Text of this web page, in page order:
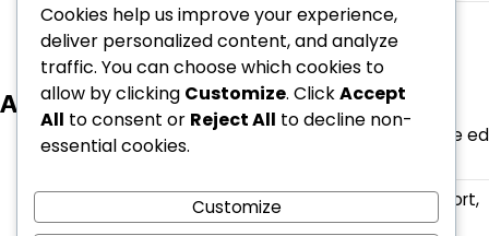
Protocolli di Tempistica dei Pasti per il Sollievo dal
Reflusso Acido Notturno
Articoli recenti
Idratazione e reflusso acido notturno: tempistiche ed
effetti
Posizione di sonno sul lato sinistro: benefici, comfort,
riduzione del reflusso
Cookies help us improve your experience,
deliver personalized content, and analyze
traffic. You can choose which cookies to
allow by clicking Customize. ClickAccept
All to consent or Reject All to decline non-
essential cookies.
Customize